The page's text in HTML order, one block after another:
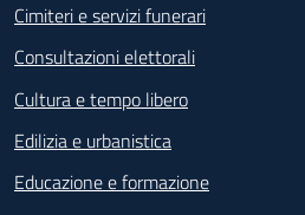
Cimiteri e servizi funerari
Consultazioni elettorali
Cultura e tempo libero
Edilizia e urbanistica
Educazione e formazione